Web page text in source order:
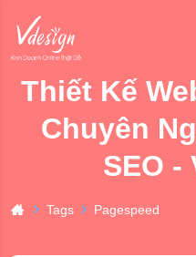
Thiết Kế
Chuyên
SEO -
Tags Pagespeed